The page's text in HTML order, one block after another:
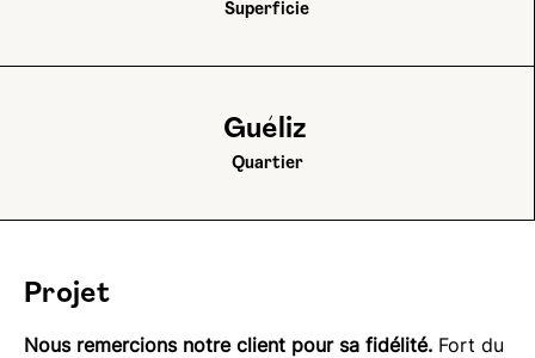
Superficie
Guéliz
Quartier
Projet
Nous remercions notre client pour sa fidélité. Fort du